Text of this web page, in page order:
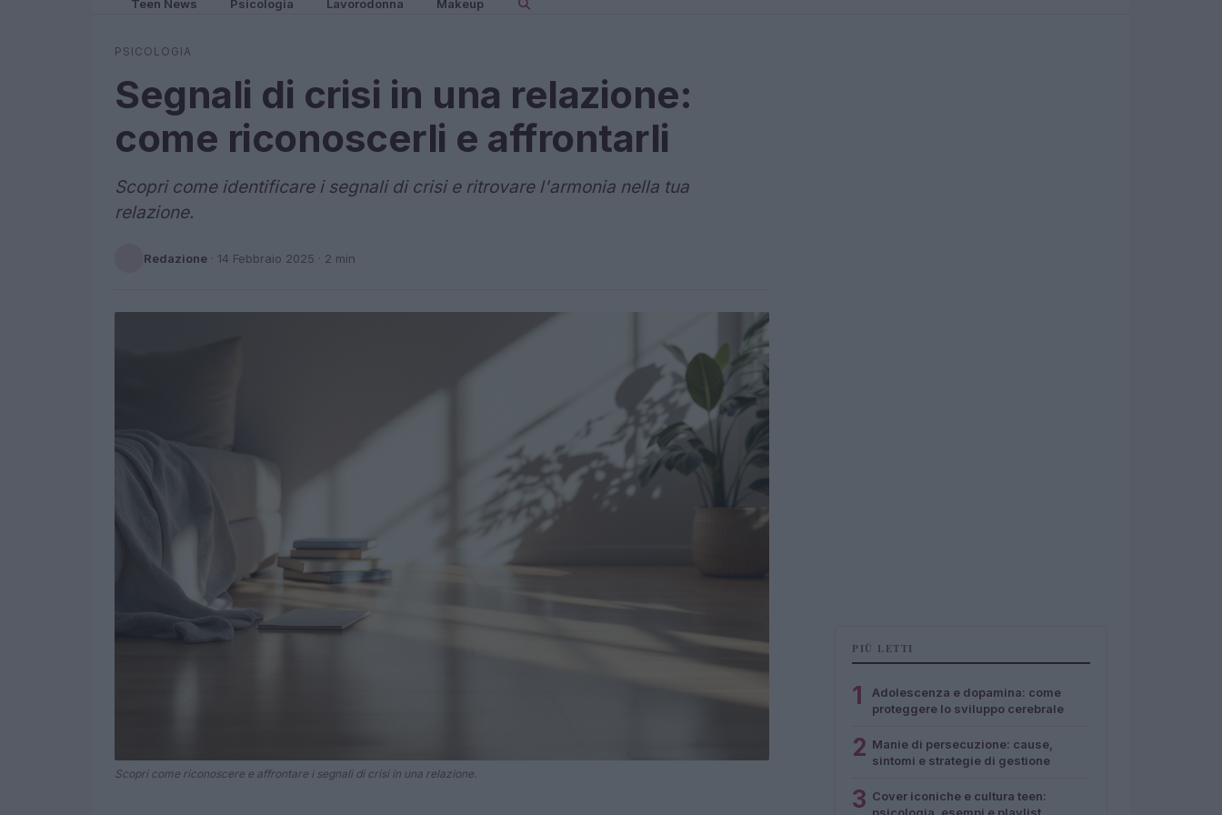
Teen News Psicologia Lavorodonna Makeup
PSICOLOGIA
Segnali di crisi in una relazione:
come riconoscerli e affrontarli
Scopri come identificare i segnali di crisi e ritrovare l'armonia nella tua
relazione.
Redazione · 14 Febbraio 2025 · 2 min
Scopri come riconoscere e affrontare i segnali di crisi in una relazione.
PIÙ LETTI
1
Adolescenza e dopamina: come
proteggere lo sviluppo cerebrale
2 Manie di persecuzione: cause,
sintomi e strategie di gestione
3 Cover iconiche e cultura teen: